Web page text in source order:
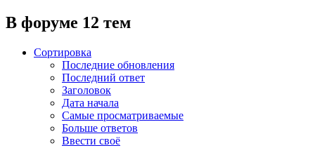
В форуме 12 тем
Сортировка
Последние обновления
Последний ответ
Заголовок
Дата начала
Самые просматриваемые
Больше ответов
Ввести своё